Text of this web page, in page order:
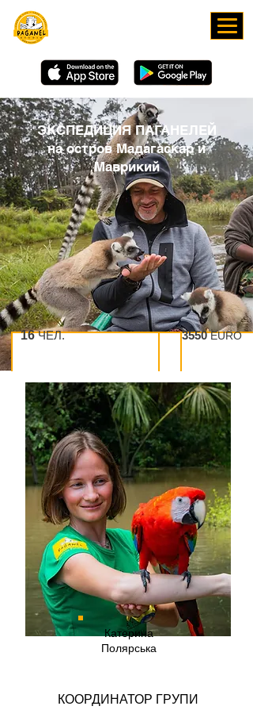
ЭКСПЕДИЦИЯ ПАГАНЕЛЕЙ
на остров Мадагаскар и
Маврикий
9 ДНЕЙ
16 ЧЕЛ. 3550 EURO
Катерина
Полярська
КООРДИНАТОР ГРУПИ